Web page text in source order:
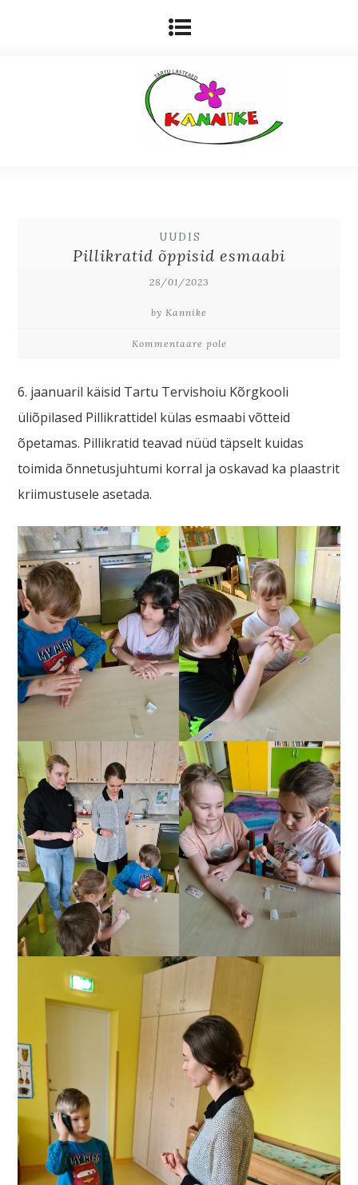
UUDIS
Pillikratid õppisid esmaabi
28/01/2023
by Kannike
Kommentaare pole
6. jaanuaril käisid Tartu Tervishoiu Kõrgkooli
üliõpilased Pillikrattidel külas esmaabi võtteid
õpetamas. Pillikratid teavad nüüd täpselt kuidas
toimida õnnetusjuhtumi korral ja oskavad ka plaastrit
kriimustusele asetada.